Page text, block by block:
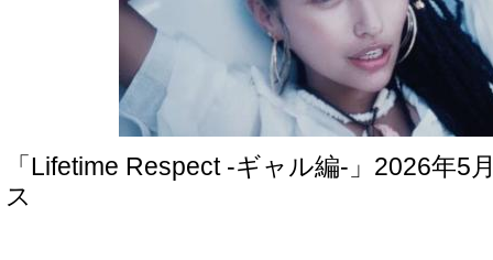
「Lifetime Respect -ギャル編-」2026年5
ス